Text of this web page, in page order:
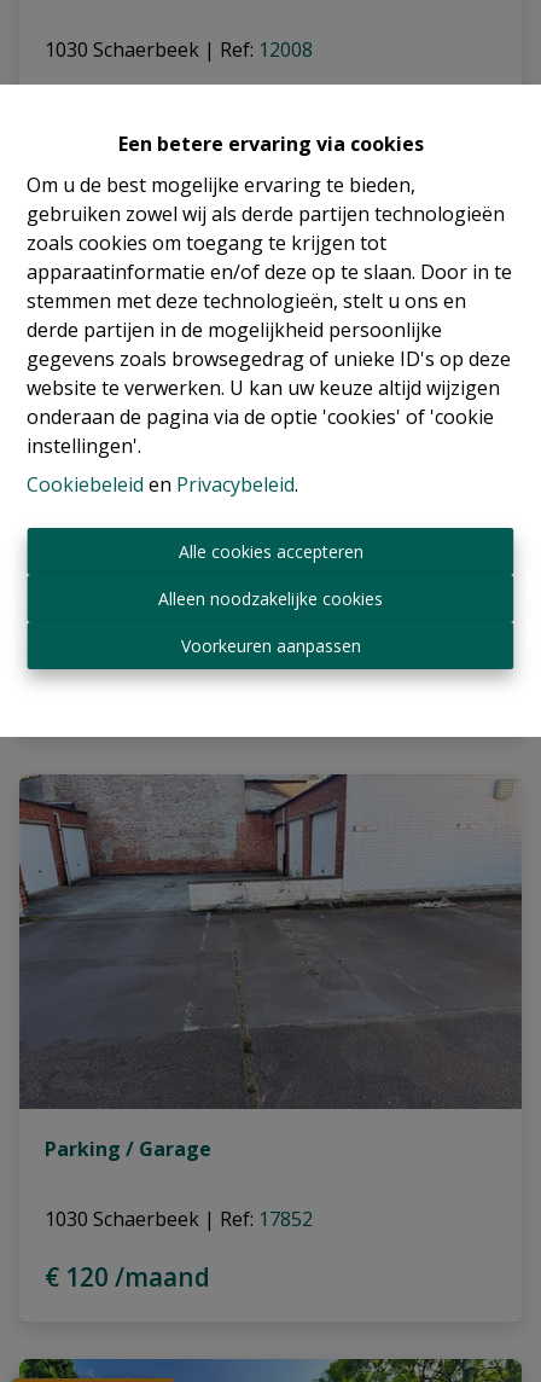
Een betere ervaring via cookies
Om u de best mogelijke ervaring te bieden,
gebruiken zowel wij als derde partijen technologieën
zoals cookies om toegang te krijgen tot
apparaatinformatie en/of deze op te slaan. Door in te
stemmen met deze technologieën, stelt u ons en
derde partijen in de mogelijkheid persoonlijke
gegevens zoals browsegedrag of unieke ID's op deze
website te verwerken. U kan uw keuze altijd wijzigen
onderaan de pagina via de optie 'cookies' of 'cookie
instellingen'.
Cookiebeleid en Privacybeleid.
Alle cookies accepteren
Alleen noodzakelijke cookies
Voorkeuren aanpassen
1030 Schaerbeek | Ref: 12008
Parking / Garage
| Ref
€ 120 /maand
Parking / Garage
1030 Schaerbeek | Ref: 17852
€ 120 /maand